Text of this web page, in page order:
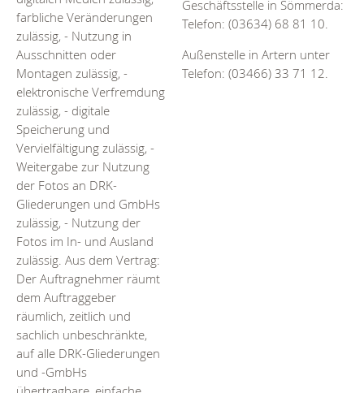
farbliche Veränderungen
zulässig, - Nutzung in
Ausschnitten oder
Montagen zulässig, -
elektronische Verfremdung
zulässig, - digitale
Speicherung und
Vervielfältigung zulässig, -
Weitergabe zur Nutzung
der Fotos an DRK-
Gliederungen und GmbHs
zulässig, - Nutzung der
Fotos im In- und Ausland
zulässig. Aus dem Vertrag:
Der Auftragnehmer räumt
dem Auftraggeber
räumlich, zeitlich und
sachlich unbeschränkte,
auf alle DRK-Gliederungen
und -GmbHs
Geschäftsstelle in Sömmerda:
Telefon: (03634) 68 81 10.
Außenstelle in Artern unter
Telefon: (03466) 33 71 12.